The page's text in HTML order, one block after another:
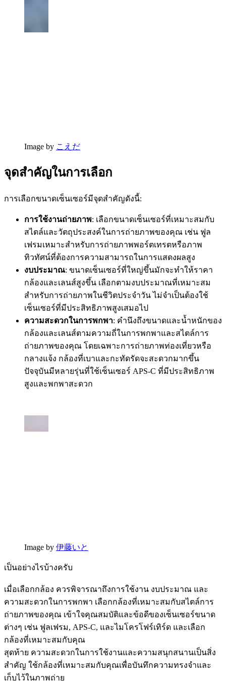
Image by こえだ
จุดสำคัญในการเลือก
การเลือกขนาดเซ็นเซอร์มีจุดสำคัญดังนี้:
การใช้งานถ่ายภาพ: เลือกขนาดเซ็นเซอร์ที่เหมาะสมกับ
สไตล์และวัตถุประสงค์ในการถ่ายภาพของคุณ เช่น ฟูล
เฟรมเหมาะสำหรับการถ่ายภาพพอร์ตเทรตหรือภาพ
ทิวทัศน์ที่ต้องการความสามารถในการแสดงผลสูง
งบประมาณ: ขนาดเซ็นเซอร์ที่ใหญ่ขึ้นมักจะทำให้ราคา
กล้องและเลนส์สูงขึ้น เลือกตามงบประมาณที่เหมาะสม
สำหรับการถ่ายภาพในชีวิตประจำวัน ไม่จำเป็นต้องใช้
เซ็นเซอร์ที่มีประสิทธิภาพสูงเสมอไป
ความสะดวกในการพกพา: คำนึงถึงขนาดและน้ำหนักของ
กล้องและเลนส์ตามความถี่ในการพกพาและสไตล์การ
ถ่ายภาพของคุณ โดยเฉพาะการถ่ายภาพท่องเที่ยวหรือ
กลางแจ้ง กล้องที่เบาและกะทัดรัดจะสะดวกมากขึ้น
ปัจจุบันมีหลายรุ่นที่ใช้เซ็นเซอร์ APS-C ที่มีประสิทธิภาพ
สูงและพกพาสะดวก
Image by 伊藤いと
เป็นอย่างไรบ้างครับ
เมื่อเลือกกล้อง ควรพิจารณาถึงการใช้งาน งบประมาณ และ
ความสะดวกในการพกพา เลือกกล้องที่เหมาะสมกับสไตล์การ
ถ่ายภาพของคุณ เข้าใจคุณสมบัติและข้อดีของเซ็นเซอร์ขนาด
ต่างๆ เช่น ฟูลเฟรม, APS-C, และไมโครโฟร์เทิร์ด และเลือก
กล้องที่เหมาะสมกับคุณ
สุดท้าย ความสะดวกในการใช้งานและความสนุกสนานเป็นสิ่ง
สำคัญ ใช้กล้องที่เหมาะสมกับคุณเพื่อบันทึกความทรงจำและ
เก็บไว้ในภาพถ่าย